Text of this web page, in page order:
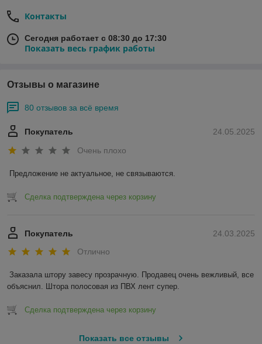
Контакты
Сегодня работает с 08:30 до 17:30
Показать весь график работы
Отзывы о магазине
80 отзывов за всё время
24.05.2025
Покупатель
Очень плохо
Предложение не актуальное, не связываются.
Сделка подтверждена через корзину
24.03.2025
Покупатель
Отлично
Заказала штору завесу прозрачную. Продавец очень вежливый, все
объяснил. Штора полосовая из ПВХ лент супер.
Сделка подтверждена через корзину
Показать все отзывы